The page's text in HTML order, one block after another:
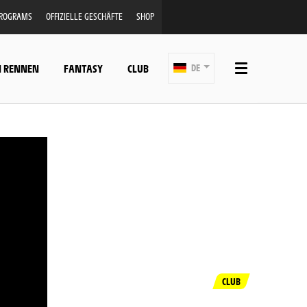
OFFIZIELLE GESCHÄFTE SHOP
RENNEN FANTASY CLUB DE
CLUB